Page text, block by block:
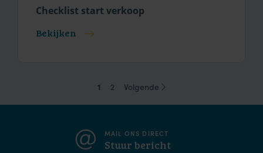
Checklist start verkoop
Bekijken
1 2 Volgende
MAIL ONS DIRECT
Stuur bericht